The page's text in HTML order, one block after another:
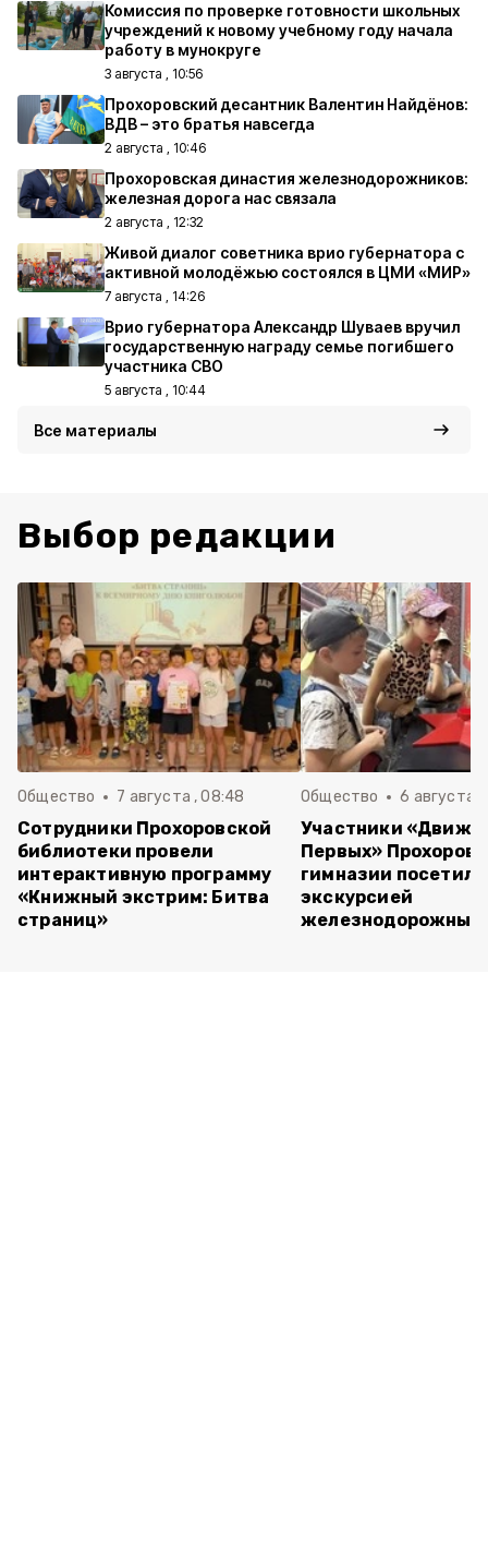
Комиссия по проверке готовности школьных
учреждений к новому учебному году начала
работу в мунокруге
3 августа , 10:56
Прохоровский десантник Валентин Найдёнов:
ВДВ – это братья навсегда
2 августа , 10:46
Прохоровская династия железнодорожников:
железная дорога нас связала
2 августа , 12:32
Живой диалог советника врио губернатора с
активной молодёжью состоялся в ЦМИ «МИР»
7 августа , 14:26
Врио губернатора Александр Шуваев вручил
государственную награду семье погибшего
участника СВО
5 августа , 10:44
Все материалы
Выбор редакции
Общество 7 августа , 08:48
Сотрудники Прохоровской
библиотеки провели
интерактивную программу
«Книжный экстрим: Битва
страниц»
Общество 6 августа ,
Участники
Первых»
гимназии
экскурсией
железнодорожный